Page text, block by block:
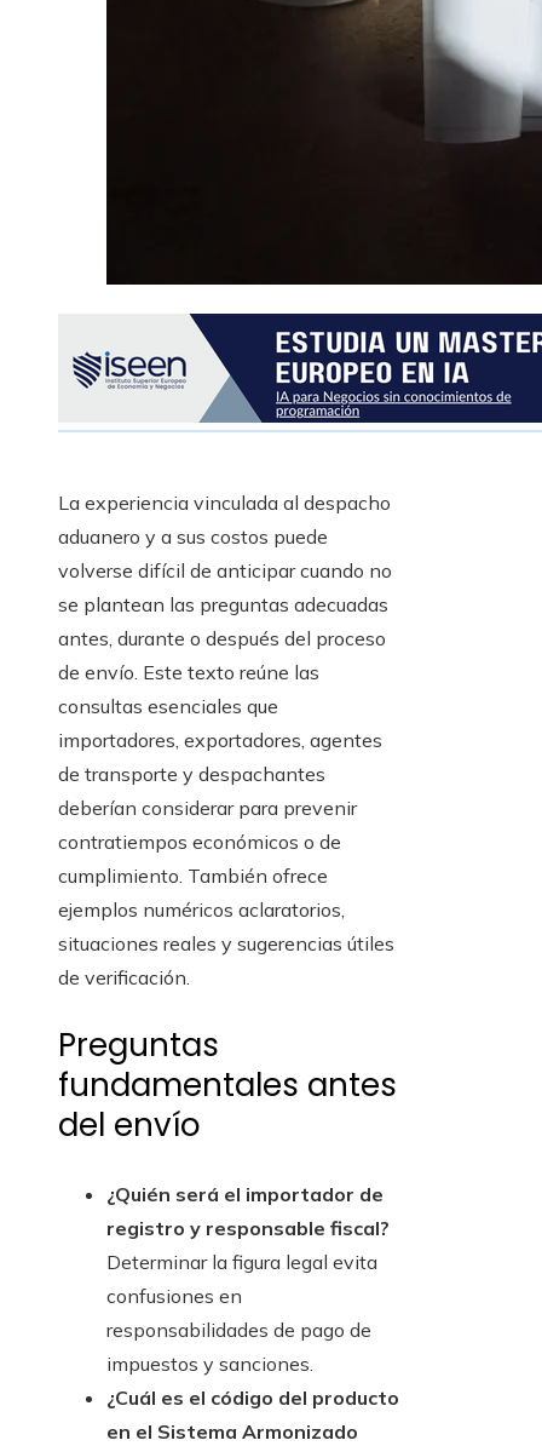
La experiencia vinculada al despacho
aduanero y a sus costos puede
volverse difícil de anticipar cuando no
se plantean las preguntas adecuadas
antes, durante o después del proceso
de envío. Este texto reúne las
consultas esenciales que
importadores, exportadores, agentes
de transporte y despachantes
deberían considerar para prevenir
contratiempos económicos o de
cumplimiento. También ofrece
ejemplos numéricos aclaratorios,
situaciones reales y sugerencias útiles
de verificación.
Preguntas
fundamentales antes
del envío
¿Quién será el importador de
registro y responsable fiscal?
Determinar la figura legal evita
confusiones en
responsabilidades de pago de
impuestos y sanciones.
¿Cuál es el código del producto
en el Sistema Armonizado